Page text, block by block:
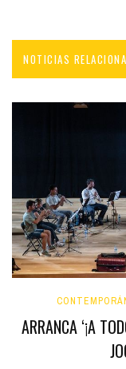
NOTICIAS
ARRANCA ‘¡A